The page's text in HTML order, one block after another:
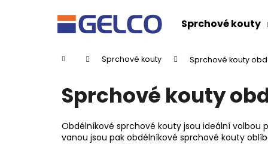
Sprchové kouty
Domů Sprchové kouty Sprchové kouty
Sprchové kouty
Obdélníkové sprchové kouty jsou ideální volbou
vanou jsou pak obdélníkové sprchové kouty